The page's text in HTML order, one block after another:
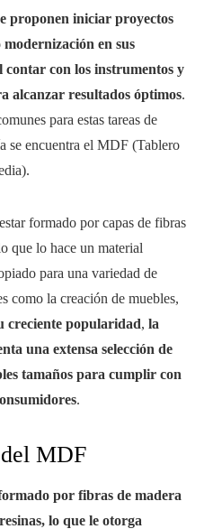
proponen iniciar proyectos
en sus
contar con los instrumentos y
alcanzar resultados óptimos.
para estas tareas de
se encuentra el MDF (Tablero
formado por capas de fibras
que lo hace un material
para una variedad de
como la creación de muebles,
creciente popularidad, la
una extensa selección de
tamaños para cumplir con
.
MDF
por fibras de madera
lo que le otorga